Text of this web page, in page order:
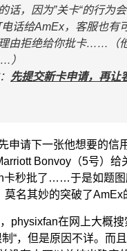
，因为”关卡“的行为
话给AmEx，客服也有
由拒绝给你批卡……（
）
先提交新卡申请，再让
申请下一张他想要的
Bonvoy（5号）给
秒批了……于是如题图
名其妙的突破了AmEx
physixfan在网上大概
“，但是原因不详。而